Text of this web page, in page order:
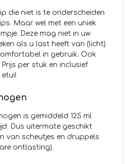
die niet is te onderscheiden
Maar wel met een uniek
Deze mag niet in uw
als u last heeft van (licht)
in gebruik. Ook
per stuk en inclusief
etui!
is gemiddeld 125 ml
Dus uitermate geschikt
van scheutjes en druppels
ontlasting).